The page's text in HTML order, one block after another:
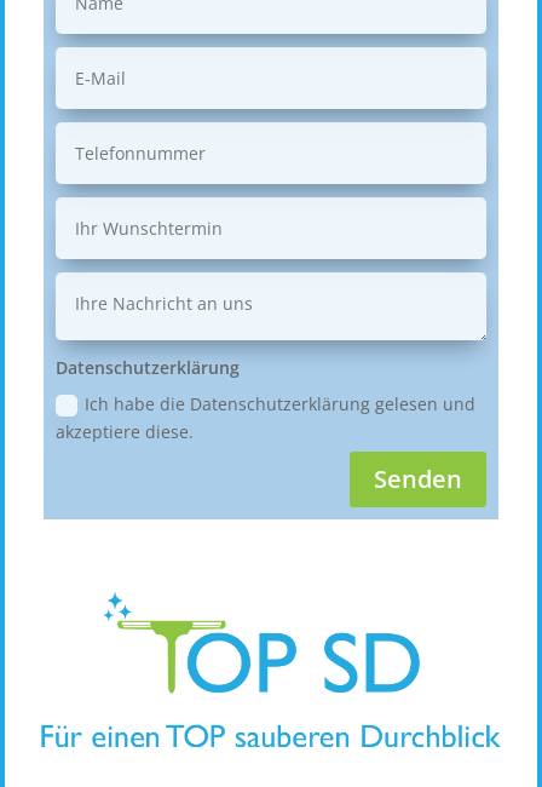
Datenschutzerklärung
Ich habe die Datenschutzerklärung gelesen und
akzeptiere diese.
Senden